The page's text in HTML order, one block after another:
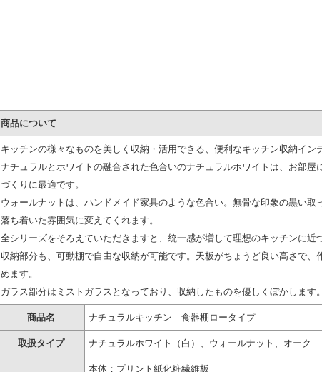
商品について
キッチンの様々なものを美しく収納・活用できる、便利なキッチン収納イン
ナチュラルとホワイトの融合された色合いのナチュラルホワイトは、お部
づくりに最適です。
ウォールナットは、ハンドメイド家具のような色合い。無骨な印象の黒い
落ち着いた雰囲気に変えてくれます。
全シリーズをそろえていただきますと、統一感が増して理想のキッチンに近
収納部分も、可動棚で自由な収納が可能です。天板がちょうど良い高さで
めます。
ガラス部分はミストガラスとなっており、収納したものを優しくぼかします。
商品名 ナチュラルキッチン 食器棚ロータイプ
取扱タイプ ナチュラルホワイト（白）、ウォールナット、オーク
本体：プリント紙化粧繊維板